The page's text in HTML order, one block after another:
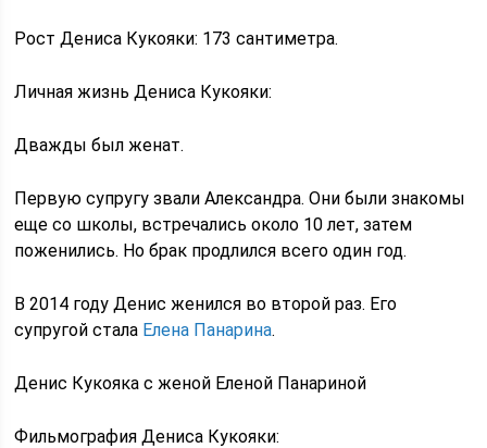
Рост Дениса Кукояки: 173 сантиметра.
Личная жизнь Дениса Кукояки:
Дважды был женат.
Первую супругу звали Александра. Они были знакомы
еще со школы, встречались около 10 лет, затем
поженились. Но брак продлился всего один год.
В 2014 году Денис женился во второй раз. Его
супругой стала Елена Панарина.
Денис Кукояка с женой Еленой Панариной
Фильмография Дениса Кукояки: